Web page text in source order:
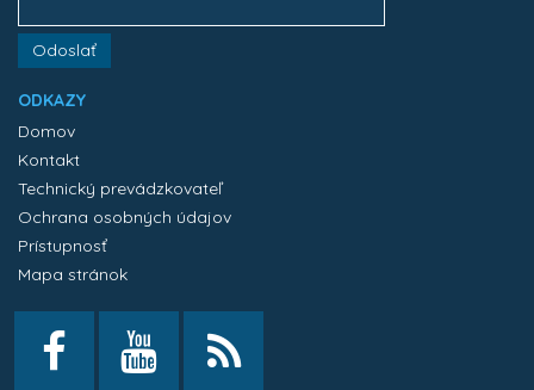
Odoslať
ODKAZY
Domov
Kontakt
Technický prevádzkovateľ
Ochrana osobných údajov
Prístupnosť
Mapa stránok